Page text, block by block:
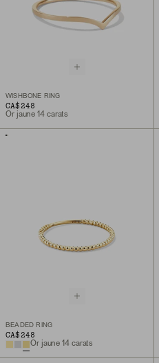
WISHBONE RING
CA$248
Or jaune 14 carats
BEADED RING
CA$248
Or jaune 14 carats